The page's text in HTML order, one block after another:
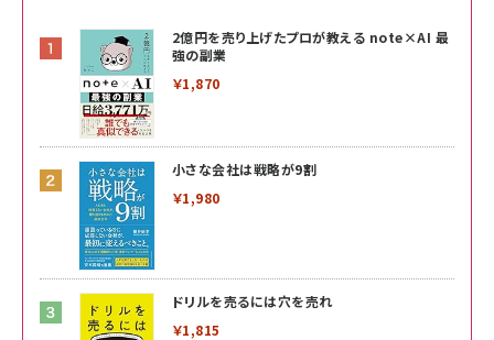
2億円を売り上げたプロが教える note×AI 最
強の副業
￥1,870
小さな会社は戦略が9割
￥1,980
ドリルを売るには穴を売れ
￥1,815